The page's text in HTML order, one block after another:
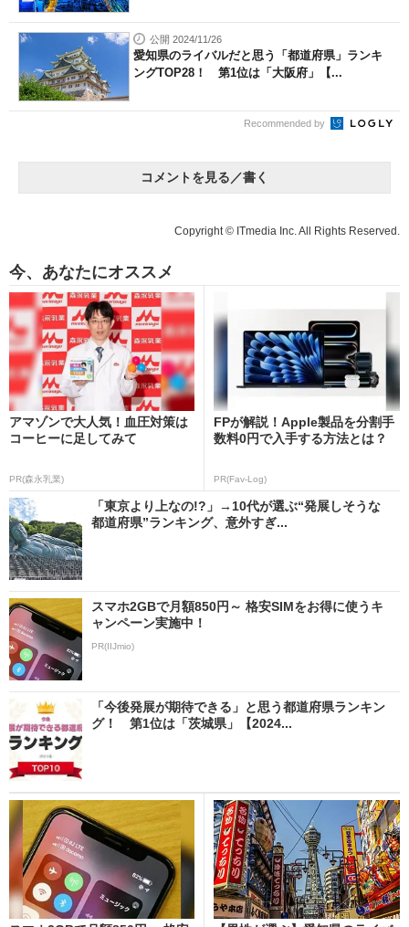
公開 2024/11/26
愛知県のライバルだと思う「都道府県」ランキ
ングTOP28！ 第1位は「大阪府」【...
Recommended by
コメントを見る／書く
Copyright © ITmedia Inc. All Rights Reserved.
今、あなたにオススメ
アマゾンで大人気！血圧対策は
コーヒーに足してみて
PR(森永乳業)
FPが解説！Apple製品を分割手
数料0円で入手する方法とは？
PR(Fav-Log)
「東京より上なの!?」→10代が選ぶ“発展しそうな
都道府県”ランキング、意外すぎ...
スマホ2GBで月額850円～ 格安SIMをお得に使うキ
ャンペーン実施中！
PR(IIJmio)
「今後発展が期待できる」と思う都道府県ランキン
グ！ 第1位は「茨城県」【2024...